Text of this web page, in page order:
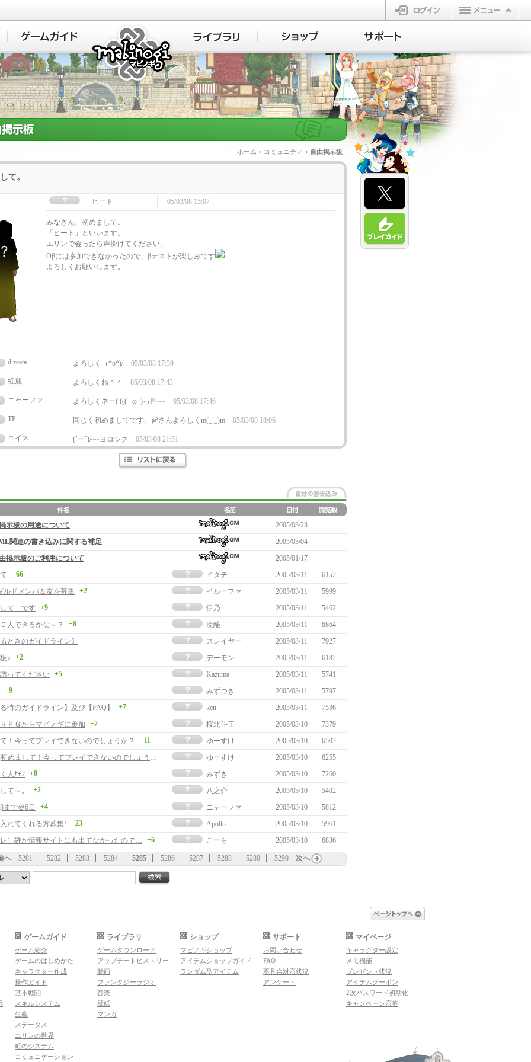
ログイン
マビノギ
ホーム > コミュニティ > 自由掲示板
て。
ヒート 05/03/08 15:07
みなさん、初めまして。
「ヒート」といいます。
エリンで会ったら声掛けてください。
Oβには参加できなかったので、βテストが楽しみです
よろしくお願いします。
d.zeata よろしく（*o*)/ 05/03/08 17:39
紅麗 よろしくね＾＾ 05/03/08 17:43
ニャーファ よろしくネー( ((( ･ω･)っ且~~ 05/03/08 17:46
TP 同じく初めましてです。皆さんよろしくm(_ _)m 05/03/08 18:06
ユイス (´ー`)/~~ヨロシク 05/03/08 21:51
示板の用途について
2005/03/23
関連の書き込みに関する補足
2005/03/04
掲示板のご利用について
2005/01/17
+66 イタチ 2005/03/11
6152
ルドメンバ＆友を募集 +2 イルーファ 2005/03/11
5999
して です
+9 伊乃 2005/03/11
5462
人できるかな～？
+8 流離 2005/03/11
6864
ときのガイドライン】
スレイヤー 2005/03/11
7927
♪
+2 デーモン 2005/03/11
6182
ってください +5 Kazuma 2005/03/11
5741
+9
みずつき 2005/03/11
5797
時のガイドライン】及び【FAQ】
+7 ken 2005/03/11
7536
ＰＧからマビノギに参加
+7 桜北斗王 2005/03/10
7379
！今ってプレイできないのでしょうか？
+11 ゆーすけ 2005/03/10
6507
[返事]初めまして！今ってプレイできないのでしょうか？
ゆーすけ 2005/03/10
6255
人ｶﾓﾝ +8 みずき 2005/03/10
7260
て～。
+2 八之介 2005/03/10
5402
まで＠6日
+4 ニャーファ 2005/03/10
5812
れてくれる方募集!
+23 Apollo 2005/03/10
5961
）確か情報サイトにも出てなかったので…
+6 こーら 2005/03/10 6836
へ 5281 5282 5283 5284 5285 5286 5287 5288 5289 5290 次へ
ゲームガイド
ゲーム紹介
ゲームのはじめかた
キャラクター作成
操作ガイド
基本戦闘
スキルシステム
生産
ステータス
エリンの世界
町のシステム
コミュニケーション
ライブラリ
ゲームダウンロード
アップデートヒストリー
動画
ファンタジーラジオ
音楽
壁紙
マンガ
ショップ
マビノギショップ
アイテムショップガイド
ランダム型アイテム
サポート
お問い合わせ
FAQ
不具合対応状況
アンケート
マイページ
キャラクター設定
メモ機能
プレゼント状況
アイテムクーポン
2次パスワード初期化
キャンペーン応募